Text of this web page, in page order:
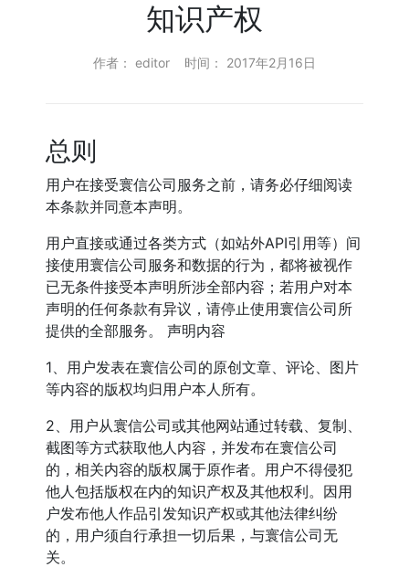
知识产权
作者： editor 时间： 2017年2月16日
总则
用户在接受寰信公司服务之前，请务必仔细阅读
本条款并同意本声明。
用户直接或通过各类方式（如站外API引用等）间
接使用寰信公司服务和数据的行为，都将被视作
已无条件接受本声明所涉全部内容；若用户对本
声明的任何条款有异议，请停止使用寰信公司所
提供的全部服务。 声明内容
1、用户发表在寰信公司的原创文章、评论、图片
等内容的版权均归用户本人所有。
2、用户从寰信公司或其他网站通过转载、复制、
截图等方式获取他人内容，并发布在寰信公司
的，相关内容的版权属于原作者。用户不得侵犯
他人包括版权在内的知识产权及其他权利。因用
户发布他人作品引发知识产权或其他法律纠纷
的，用户须自行承担一切后果，与寰信公司无
关。